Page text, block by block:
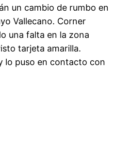
un cambio de rumbo en
Vallecano. Corner
una falta en la zona
tarjeta amarilla.
lo puso en contacto con